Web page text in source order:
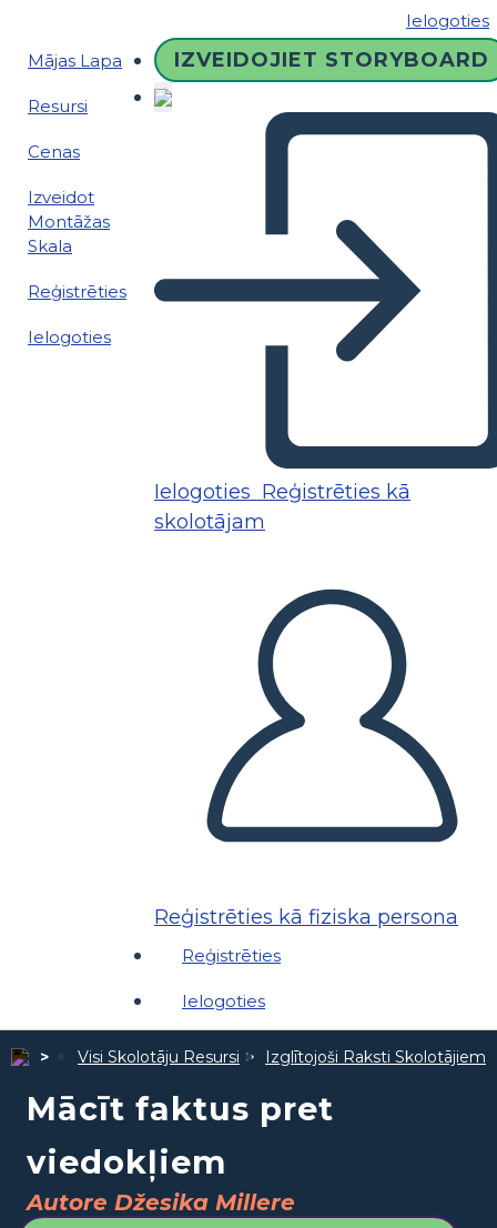
Ielogoties
Mājas Lapa
Resursi
Cenas
Izveidot
Montāžas
Skala
Reģistrēties
Ielogoties
IZVEIDOJIET STORYBOARD
Ielogoties Reģistrēties kā
skolotājam
Reģistrēties kā fiziska persona
Reģistrēties
Ielogoties
Visi Skolotāju Resursi Izglītojoši Raksti Skolotājiem
Mācīt faktus pret
viedokļiem
Autore Džesika Millere